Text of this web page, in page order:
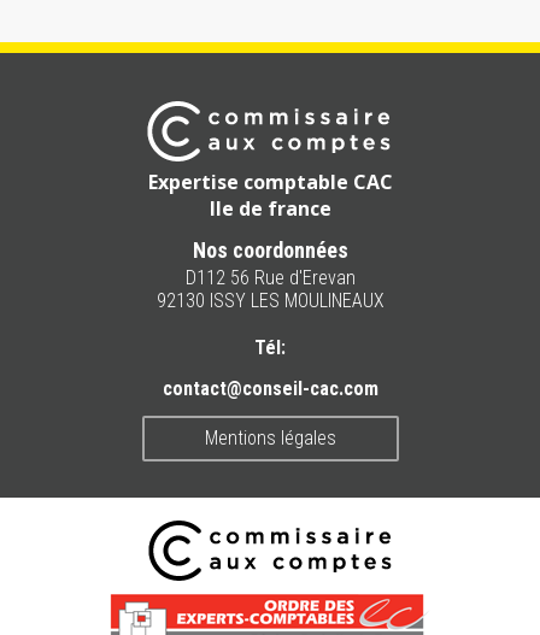
Expertise comptable CAC
Ile de france
Nos coordonnées
D112 56 Rue d'Erevan
92130 ISSY LES MOULINEAUX
Tél:
contact@conseil-cac.com
Mentions légales